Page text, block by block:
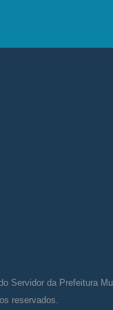
Servidor da Prefeitura
reservados.